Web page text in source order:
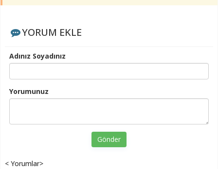
YORUM EKLE
Adınız Soyadınız
Yorumunuz
Gönder
< Yorumlar>